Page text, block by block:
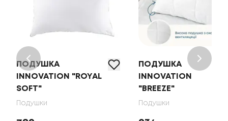
ПОДУШКА
INNOVATION "ROYAL
SOFT"
Подушки
ПОДУШКА
INNOVATION
"BREEZE"
Подушки